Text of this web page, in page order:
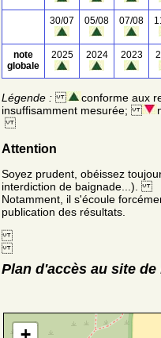
30/07 05/08 07/08
note
globale
2025 2024 2023
Légende : conforme aux
insuffisamment mesurée;
Attention
Soyez prudent, obéissez
interdiction de baignade...).
Notamment, il s'écoule
publication des résultats.
Plan d'accès au site de